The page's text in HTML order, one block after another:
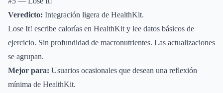
Veredicto: Integración ligera de HealthKit.
Lose It! escribe calorías en HealthKit y lee datos básicos de
ejercicio. Sin profundidad de macronutrientes. Las actualizaciones
se agrupan.
Mejor para: Usuarios ocasionales que desean una reflexión
mínima de HealthKit.